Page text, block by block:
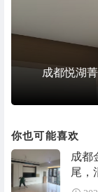
成都悦湖
你也可能喜欢
成都
尾，